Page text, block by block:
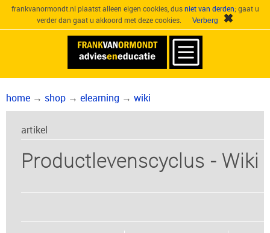
frankvanormondt.nl plaatst alleen eigen cookies, dusniet van derden; gaat u
verder dan gaat u akkoord met deze cookies.
home → shop → elearning → wiki
artikel
Productlevenscyclus - Wiki